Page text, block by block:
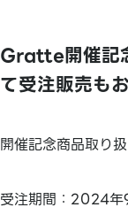
Gratte開催記
て受注販売も
開催記念商品取り
受注期間：2024年